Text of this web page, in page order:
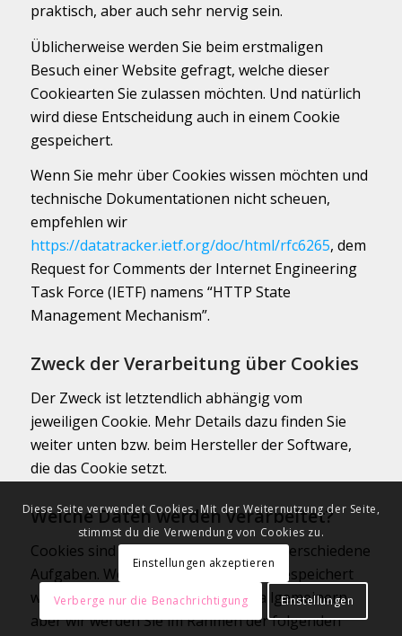
praktisch, aber auch sehr nervig sein.
Üblicherweise werden Sie beim erstmaligen
Besuch einer Website gefragt, welche dieser
Cookiearten Sie zulassen möchten. Und natürlich
wird diese Entscheidung auch in einem Cookie
gespeichert.
Wenn Sie mehr über Cookies wissen möchten und
technische Dokumentationen nicht scheuen,
empfehlen wir
https://datatracker.ietf.org/doc/html/rfc6265, dem
Request for Comments der Internet Engineering
Task Force (IETF) namens “HTTP State
Management Mechanism”.
Zweck der Verarbeitung über Cookies
Der Zweck ist letztendlich abhängig vom
jeweiligen Cookie. Mehr Details dazu finden Sie
weiter unten bzw. beim Hersteller der Software,
die das Cookie setzt.
Welche Daten werden verarbeitet?
Cookies sind kleine Gehilfen für viele verschiedene
Aufgaben. Welche Daten in Cookies gespeichert
werden, kann man leider nicht verallgemeinern,
aber wir werden Sie im Rahmen der folgenden
Diese Seite verwendet Cookies. Mit der Weiternutzung der Seite,
stimmst du die Verwendung von Cookies zu.
Einstellungen akzeptieren
Verberge nur die Benachrichtigung Einstellungen